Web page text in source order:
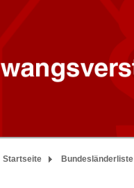
Startseite Bundesländerliste